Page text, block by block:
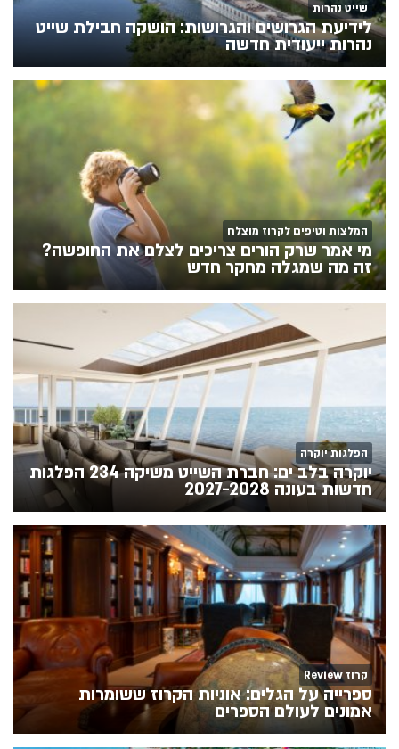
שייט נהרות
לידיעת הגרושים והגרושות: הושקה חבילת שייט
נהרות ייעודית חדשה
המלצות וטיפים לקרוז מוצלח
מי אמר שרק הורים צריכים לצלם את החופשה?
זה מה שמגלה מחקר חדש
הפלגות יוקרה
יוקרה בלב ים: חברת השייט משיקה 234 הפלגות
חדשות בעונה 2027-2028
קרוז Review
ספרייה על הגלים: אוניות הקרוז ששומרות
אמונים לעולם הספרים